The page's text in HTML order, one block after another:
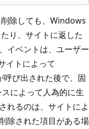
除しても、Windows
り、サイトに返した
イベントは、ユーザー
イトによって
び出された後で、固
によって人為的に生
れるのは、サイトによ
除された項目がある場